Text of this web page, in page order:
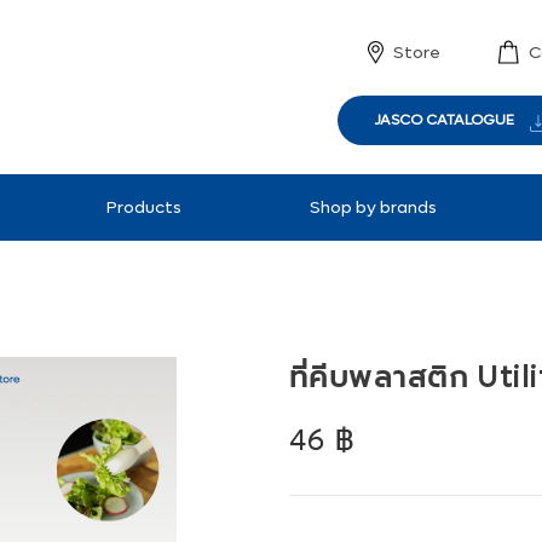
Store
JASCO CATALOGUE
Products Shop by brands
ที่คีบพลาสติก
Regular
46 ฿